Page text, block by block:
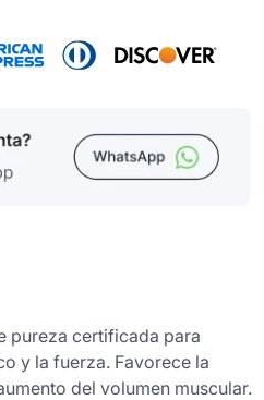
pureza certificada para
y la fuerza. Favorece la
del volumen muscular.